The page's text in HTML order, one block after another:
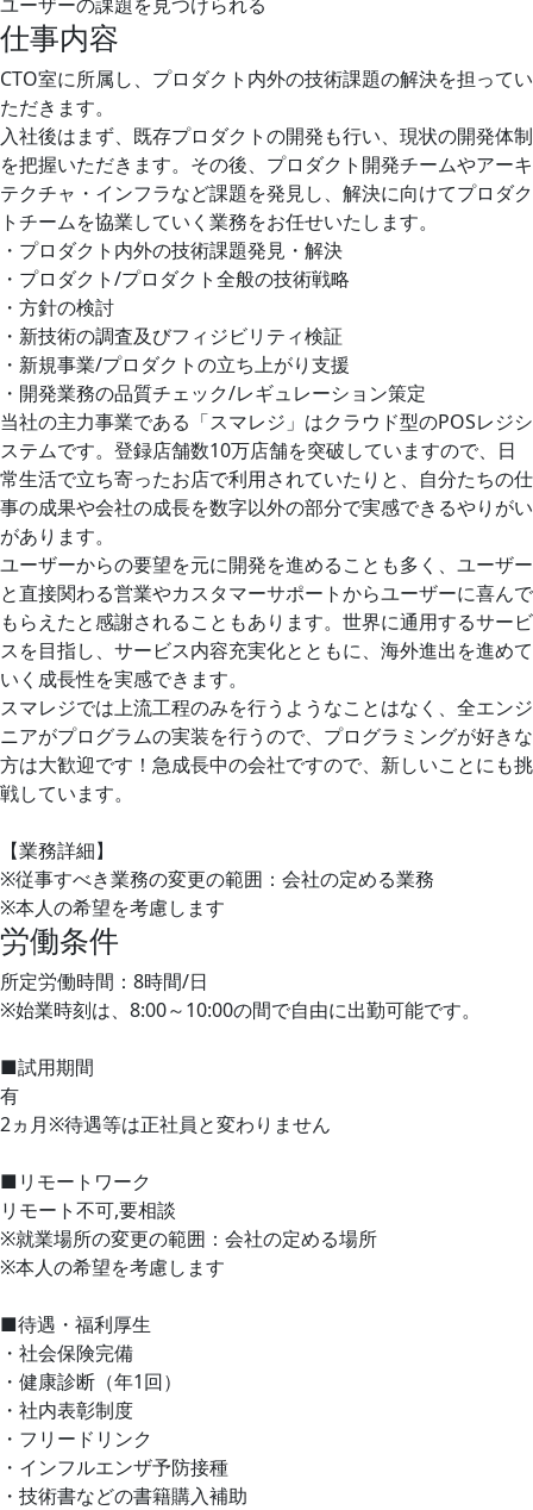
仕事内容
CTO室に所属し、プロダクト内外の技術課題の解決を担ってい
ただきます。
入社後はまず、既存プロダクトの開発も行い、現状の開発体制
を把握いただきます。その後、プロダクト開発チームやアーキ
テクチャ・インフラなど課題を発見し、解決に向けてプロダク
トチームを協業していく業務をお任せいたします。
・プロダクト内外の技術課題発見・解決
・プロダクト/プロダクト全般の技術戦略
・方針の検討
・新技術の調査及びフィジビリティ検証
・新規事業/プロダクトの立ち上がり支援
・開発業務の品質チェック/レギュレーション策定
当社の主力事業である「スマレジ」はクラウド型のPOSレジシ
ステムです。登録店舗数10万店舗を突破していますので、日
常生活で立ち寄ったお店で利用されていたりと、自分たちの仕
事の成果や会社の成長を数字以外の部分で実感できるやりがい
があります。
ユーザーからの要望を元に開発を進めることも多く、ユーザー
と直接関わる営業やカスタマーサポートからユーザーに喜んで
もらえたと感謝されることもあります。世界に通⽤するサービ
スを目指し、サービス内容充実化とともに、海外進出を進めて
いく成長性を実感できます。
スマレジでは上流工程のみを行うようなことはなく、全エンジ
ニアがプログラムの実装を行うので、プログラミングが好きな
方は大歓迎です！急成長中の会社ですので、新しいことにも挑
戦しています。
【業務詳細】
※従事すべき業務の変更の範囲：会社の定める業務
※本人の希望を考慮します
労働条件
所定労働時間：8時間/日
※始業時刻は、8:00～10:00の間で自由に出勤可能です。
■試用期間
有
2ヵ月※待遇等は正社員と変わりません
■リモートワーク
リモート不可,要相談
※就業場所の変更の範囲：会社の定める場所
※本人の希望を考慮します
■待遇・福利厚生
・社会保険完備
・健康診断（年1回）
・社内表彰制度
・フリードリンク
・インフルエンザ予防接種
・技術書などの書籍購入補助